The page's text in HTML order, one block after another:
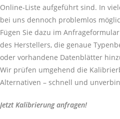
Online-Liste aufgeführt sind. In
bei uns dennoch problemlos
Fügen Sie dazu im
des Herstellers, die genaue
oder vorhandene Datenblätter
Wir prüfen umgehend die
Alternativen – schnell und
Jetzt Kalibrierung anfragen!